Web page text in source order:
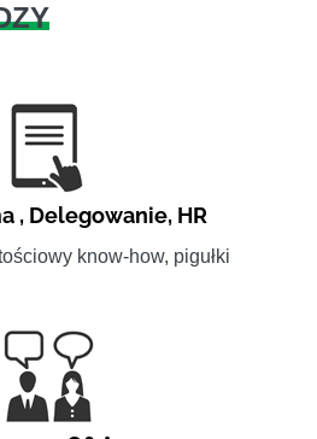
, Delegowanie, HR
know-how, pigułki